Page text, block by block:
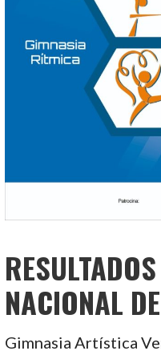
NACIONAL
Gimnasia Artística